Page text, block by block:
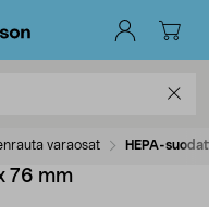
varaosat HEPA-
76 mm